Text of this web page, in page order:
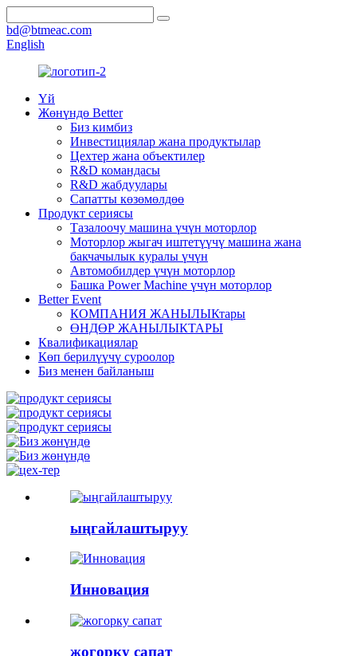
bd@btmeac.com
English
Үй
Жөнүндө Better
Биз кимбиз
Инвестициялар жана продуктылар
Цехтер жана объектилер
R&D командасы
R&D жабдуулары
Сапатты көзөмөлдөө
Продукт сериясы
Тазалоочу машина үчүн моторлор
Моторлор жыгач иштетүүчү машина жана
бакчачылык куралы үчүн
Автомобилдер үчүн моторлор
Башка Power Machine үчүн моторлор
Better Event
КОМПАНИЯ ЖАНЫЛЫКтары
ӨНДӨР ЖАНЫЛЫКТАРЫ
Квалификациялар
Көп берилүүчү суроолор
Биз менен байланыш
ыңгайлаштыруу
Инновация
жогорку сапат